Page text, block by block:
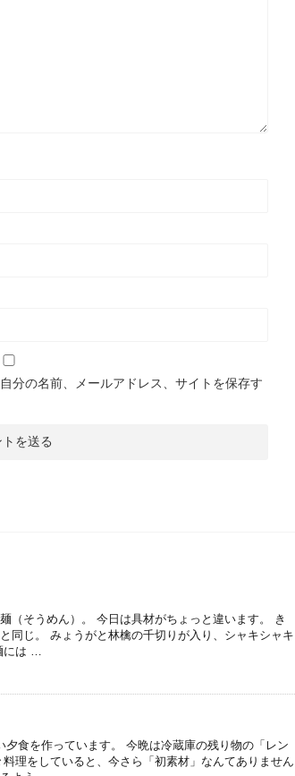
分の名前、メールアドレス、サイトを保存す
（そうめん）。 今日は具材がちょっと違います。 き
同じ。 みょうがと林檎の千切りが入り、シャキシャキ
には …
食を作っています。 今晩は冷蔵庫の残り物の「レン
理をしていると、今さら「初素材」なんてありません